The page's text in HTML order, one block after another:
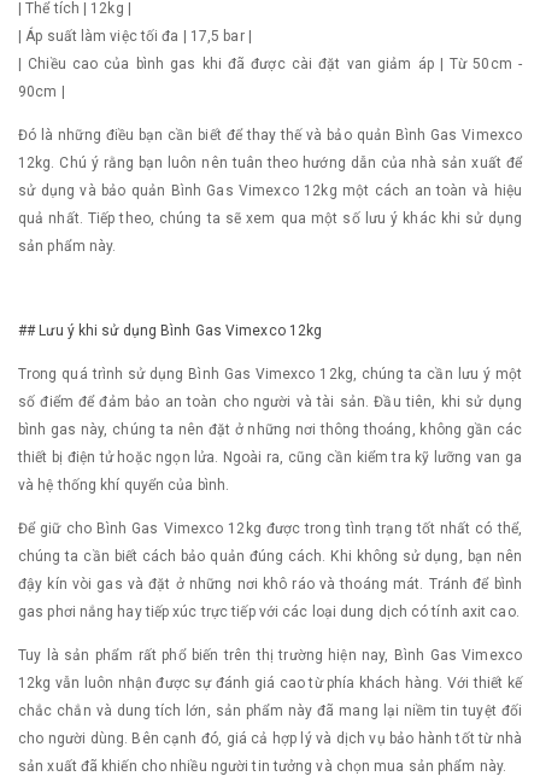
| Thể tích | 12kg |
| Áp suất làm việc tối đa | 17,5 bar |
| Chiều cao của bình gas khi đã được cài đặt van giảm áp | Từ 50cm -
90cm |
Đó là những điều bạn cần biết để thay thế và bảo quản Bình Gas Vimexco
12kg. Chú ý rằng bạn luôn nên tuân theo hướng dẫn của nhà sản xuất để
sử dụng và bảo quản Bình Gas Vimexco 12kg một cách an toàn và hiệu
quả nhất. Tiếp theo, chúng ta sẽ xem qua một số lưu ý khác khi sử dụng
sản phẩm này.
## Lưu ý khi sử dụng Bình Gas Vimexco 12kg
Trong quá trình sử dụng Bình Gas Vimexco 12kg, chúng ta cần lưu ý một
số điểm để đảm bảo an toàn cho người và tài sản. Đầu tiên, khi sử dụng
bình gas này, chúng ta nên đặt ở những nơi thông thoáng, không gần các
thiết bị điện tử hoặc ngọn lửa. Ngoài ra, cũng cần kiểm tra kỹ lưỡng van ga
và hệ thống khí quyển của bình.
Để giữ cho Bình Gas Vimexco 12kg được trong tình trạng tốt nhất có thể,
chúng ta cần biết cách bảo quản đúng cách. Khi không sử dụng, bạn nên
đậy kín vòi gas và đặt ở những nơi khô ráo và thoáng mát. Tránh để bình
gas phơi nắng hay tiếp xúc trực tiếp với các loại dung dịch có tính axit cao.
Tuy là sản phẩm rất phổ biến trên thị trường hiện nay, Bình Gas Vimexco
12kg vẫn luôn nhận được sự đánh giá cao từ phía khách hàng. Với thiết kế
chắc chắn và dung tích lớn, sản phẩm này đã mang lại niềm tin tuyệt đối
cho người dùng. Bên cạnh đó, giá cả hợp lý và dịch vụ bảo hành tốt từ nhà
sản xuất đã khiến cho nhiều người tin tưởng và chọn mua sản phẩm này.